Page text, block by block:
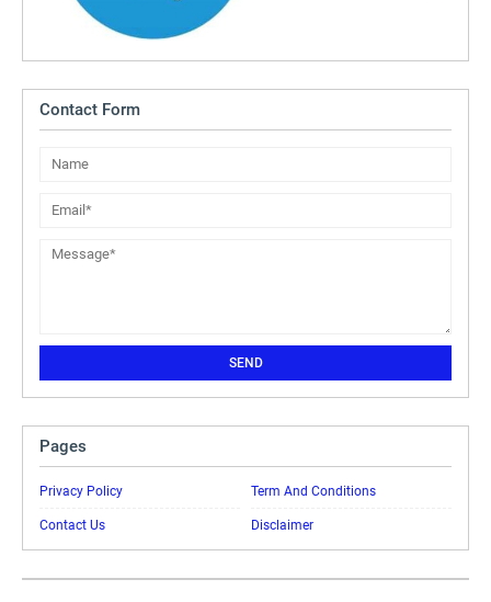
Contact Form
Pages
Privacy Policy Term And Conditions
Contact Us Disclaimer